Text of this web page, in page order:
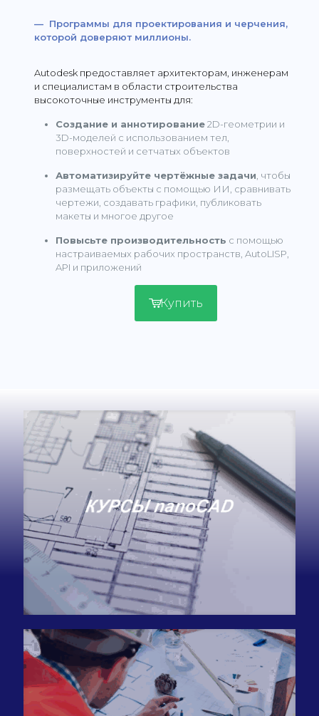
— Программы для проектирования и черчения,
которой доверяют миллионы.
Autodesk предоставляет архитекторам, инженерам
и специалистам в области строительства
высокоточные инструменты для:
Создание и аннотирование2D-геометрии и
3D-моделей с использованием тел,
поверхностей и сетчатых объектов
Автоматизируйте чертёжные задачи, чтобы
размещать объекты с помощью ИИ, сравнивать
чертежи, создавать графики, публиковать
макеты и многое другое
Повысьте производительность с помощью
настраиваемых рабочих пространств, AutoLISP,
API и приложений
Купить